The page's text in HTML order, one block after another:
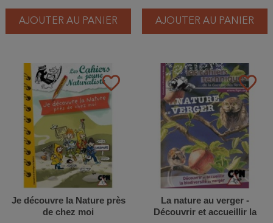
AJOUTER AU PANIER AJOUTER AU PANIER
favorite_border
Je découvre la Nature près
de chez moi
favorite_border
La nature au verger -
Découvrir et accueillir la